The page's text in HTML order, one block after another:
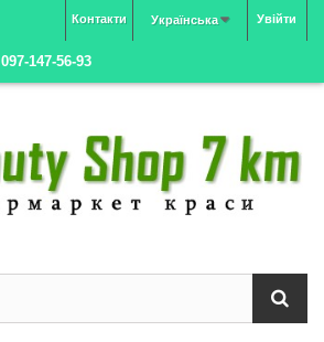
Увійти
Українська
Контакти
097-147-56-93